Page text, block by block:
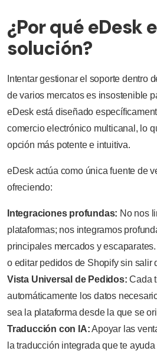
¿Por qué eDesk
solución?
Intentar gestionar el soporte dentro
de varios mercatos es insostenible
eDesk está diseñado
comercio electrónico multicanal, lo
opción más potente e intuitiva.
eDesk actúa como única fuente de
ofreciendo:
Integraciones profundas: No nos
plataformas; nos integramos
principales mercados y
o editar pedidos de Shopify sin salir
Vista Universal de Pedidos: Cada
automáticamente los datos
sea la plataforma desde la que se
Traducción con IA:Apoyar las
la traducción integrada que te